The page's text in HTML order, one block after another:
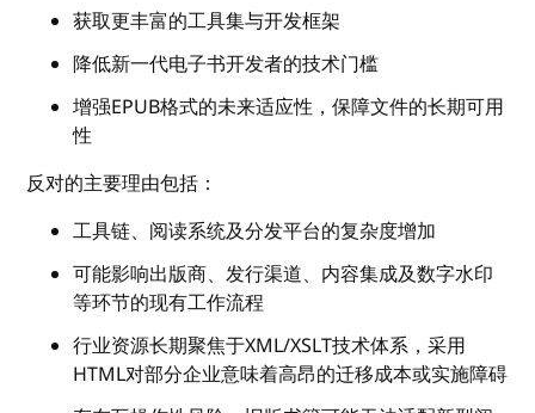
获取更丰富的工具集与开发框架
降低新一代电子书开发者的技术门槛
增强EPUB格式的未来适应性，保障文件的长期可用
性
反对的主要理由包括：
工具链、阅读系统及分发平台的复杂度增加
可能影响出版商、发行渠道、内容集成及数字水印
等环节的现有工作流程
行业资源长期聚焦于XML/XSLT技术体系，采用
HTML对部分企业意味着高昂的迁移成本或实施障碍